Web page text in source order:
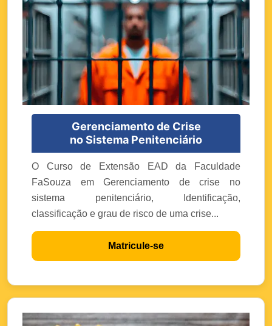
Gerenciamento de Crise
no Sistema Penitenciário
O Curso de Extensão EAD da Faculdade
FaSouza em Gerenciamento de crise no
sistema penitenciário, Identificação,
classificação e grau de risco de uma crise...
Matricule-se